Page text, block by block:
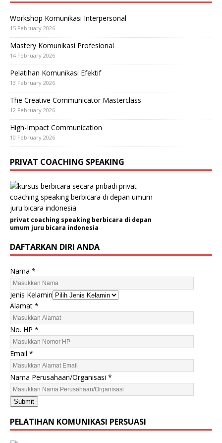
Workshop Komunikasi Interpersonal
15 February 2026
Mastery Komunikasi Profesional
14 February 2026
Pelatihan Komunikasi Efektif
13 February 2026
The Creative Communicator Masterclass
12 February 2026
High-Impact Communication
10 February 2026
PRIVAT COACHING SPEAKING
privat coaching speaking berbicara di depan
umum juru bicara indonesia
DAFTARKAN DIRI ANDA
Nama *
A
l
a
m
a
t
N
a
m
a
N
.
Jenis Kelamin
Alamat *
No. HP *
Email *
Nama Perusahaan/Organisasi *
Submit
PELATIHAN KOMUNIKASI PERSUASI